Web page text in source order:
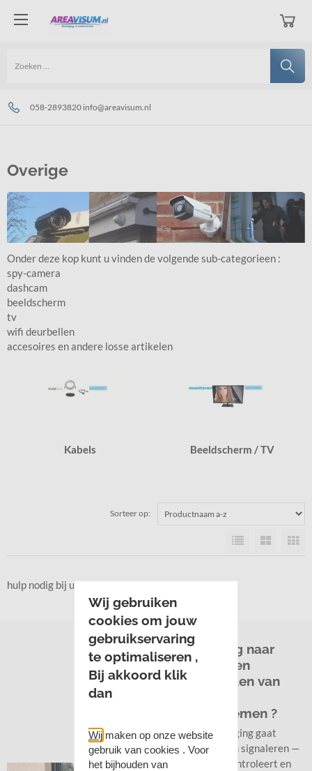
15 jaar ervaring
betaalbaar & betrouwbaar
058-2893820 info@areavisum.nl
Overige
Onder deze kop kunt u vinden de volgende sub-categorieen :
spy-camera
dashcam
beeldscherm
tv
wifi deurbellen
accesoires en andere losse artikelen
Kabels Beeldscherm / TV
Sorteer op:
hulp nodig bij uw keus , bel of mail gerust . . . . .
Nieuwsgierig naar
combinatie en
mogelijkheden van
camerasystemen ?
Moderne beveiliging gaat
verder dan alleen signaleren —
het voorkomt, controleert en
Wij gebruiken
cookies om jouw
gebruikservaring
te optimaliseren ,
Bij akkoord klik
dan
Wij maken op onze website
gebruik van cookies . Voor
het bijhouden van